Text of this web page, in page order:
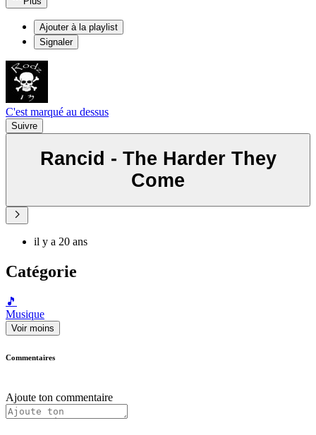
Ajouter à la playlist
Signaler
C'est marqué au dessus
Suivre
Rancid - The Harder They
Come
il y a 20 ans
Catégorie
🎵
Musique
Voir moins
Commentaires
Ajoute ton commentaire